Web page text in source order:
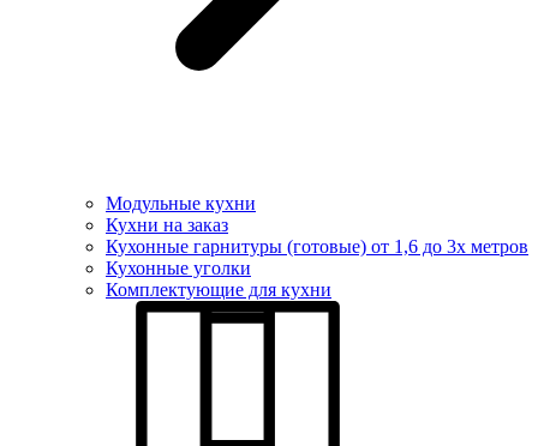
Модульные кухни
Кухни на заказ
Кухонные гарнитуры (готовые) от 1,6 до 3х метров
Кухонные уголки
Комплектующие для кухни